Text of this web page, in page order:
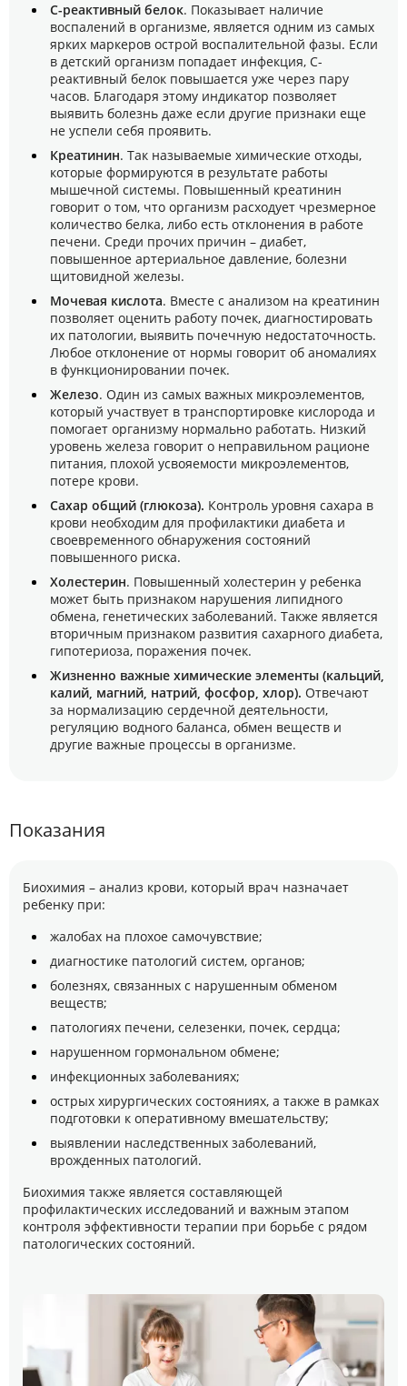
С-реактивный белок. Показывает наличие
воспалений в организме, является одним из самых
ярких маркеров острой воспалительной фазы. Если
в детский организм попадает инфекция, С-
реактивный белок повышается уже через пару
часов. Благодаря этому индикатор позволяет
выявить болезнь даже если другие признаки еще
не успели себя проявить.
Креатинин. Так называемые химические отходы,
которые формируются в результате работы
мышечной системы. Повышенный креатинин
говорит о том, что организм расходует чрезмерное
количество белка, либо есть отклонения в работе
печени. Среди прочих причин – диабет,
повышенное артериальное давление, болезни
щитовидной железы.
Мочевая кислота. Вместе с анализом на креатинин
позволяет оценить работу почек, диагностировать
их патологии, выявить почечную недостаточность.
Любое отклонение от нормы говорит об аномалиях
в функционировании почек.
Железо. Один из самых важных микроэлементов,
который участвует в транспортировке кислорода и
помогает организму нормально работать. Низкий
уровень железа говорит о неправильном рационе
питания, плохой усвояемости микроэлементов,
потере крови.
Сахар общий (глюкоза). Контроль уровня сахара в
крови необходим для профилактики диабета и
своевременного обнаружения состояний
повышенного риска.
Холестерин. Повышенный холестерин у ребенка
может быть признаком нарушения липидного
обмена, генетических заболеваний. Также является
вторичным признаком развития сахарного диабета,
гипотериоза, поражения почек.
Жизненно важные химические элементы (кальций,
калий, магний, натрий, фосфор, хлор). Отвечают
за нормализацию сердечной деятельности,
регуляцию водного баланса, обмен веществ и
другие важные процессы в организме.
Показания
Биохимия – анализ крови, который врач назначает
ребенку при:
жалобах на плохое самочувствие;
диагностике патологий систем, органов;
болезнях, связанных с нарушенным обменом
веществ;
патологиях печени, селезенки, почек, сердца;
нарушенном гормональном обмене;
инфекционных заболеваниях;
острых хирургических состояниях, а также в рамках
подготовки к оперативному вмешательству;
выявлении наследственных заболеваний,
врожденных патологий.
Биохимия также является составляющей
профилактических исследований и важным этапом
контроля эффективности терапии при борьбе с рядом
патологических состояний.